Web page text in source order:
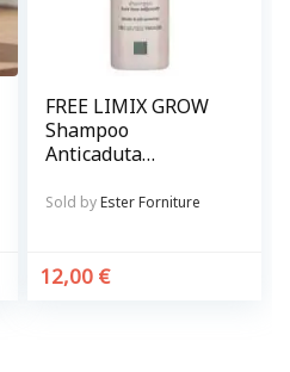
FREE LIMIX GROW
Shampoo
Anticaduta
capelli
Sold byEster Forniture
12,00 €